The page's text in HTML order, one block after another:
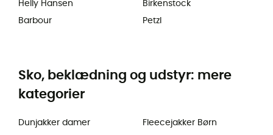
Helly Hansen
Barbour
Birkenstock
Petzl
Sko, beklædning og udstyr: mere
kategorier
Dunjakker damer
Fleecejakker Børn